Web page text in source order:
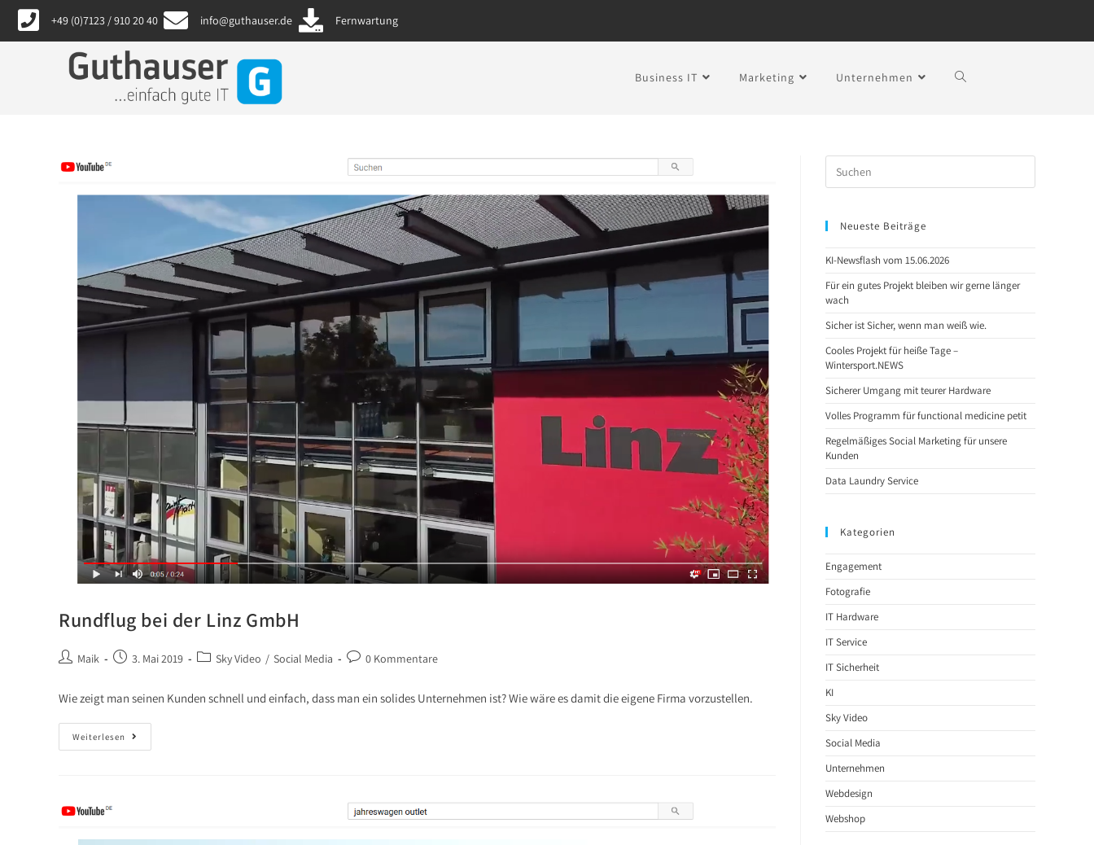
content
+49 (0)7123 / 910 20 40 info@guthauser.de Fernwartung
Business IT Marketing Unternehmen
Rundflug bei der Linz GmbH
Maik 3. Mai 2019 Sky Video / Social Media 0 Kommentare
Wie zeigt man seinen Kunden schnell und einfach, dass man ein solides Unternehmen ist? Wie wäre es damit die eigene Firma vorzustellen.
Weiterlesen
Neueste Beiträge
KI-Newsflash vom 15.06.2026
Für ein gutes Projekt bleiben wir gerne länger
wach
Sicher ist Sicher, wenn man weiß wie.
Cooles Projekt für heiße Tage –
Wintersport.NEWS
Sicherer Umgang mit teurer Hardware
Volles Programm für functional medicine petit
Regelmäßiges Social Marketing für unsere
Kunden
Data Laundry Service
Kategorien
Engagement
Fotografie
IT Hardware
IT Service
IT Sicherheit
KI
Sky Video
Social Media
Unternehmen
Webdesign
Webshop